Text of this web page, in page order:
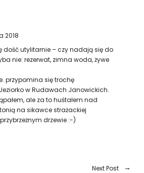
2018
dość utylitarnie – czy nadają się do
nie: rezerwat, zimna woda, żywe
przypomina się trochę
w Rudawach Janowickich.
ale za to huśtałem nad
na sikawce strażackiej
drzewie :-)
Next Post